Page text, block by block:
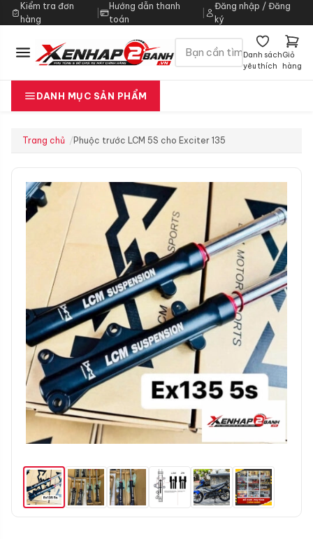
Kiểm tra đơn
hàng
|
Hướng dẫn thanh
toán
Đăng nhập / Đăng
ký
Danh sách
yêu thích
Giỏ
hàng
DANH MỤC SẢN PHẨM
Trang chủ Phuộc trước LCM 5S cho Exciter 135